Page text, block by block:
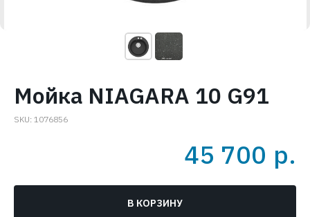
Мойка NIAGARA 10 G91
SKU: 1076856
45 700 р.
В КОРЗИНУ